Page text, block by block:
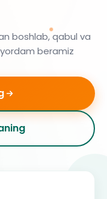
boshlab, qabul va
beramiz